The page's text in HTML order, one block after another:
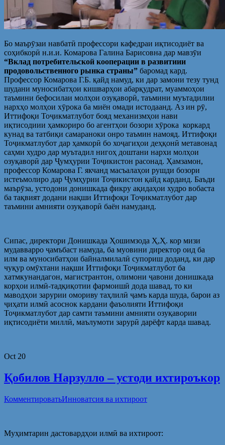
Бо маърӯзаи навбатӣ профессори кафедраи иқтисодиёт ва
соҳибкорӣ н.и.и. Комарова Галина Барисовна дар мавзӯи
“Вклад потребительской кооперации в развитиии
продовольственного рынка страны” баромад кард.
Профессор Комарова Г.Б. қайд намуд, ки дар замони тезу тунд
шудани муносибатҳои кишварҳои абарқудрат, муаммоҳои
таъмини бефосилаи молҳои озуқаворӣ, таъмини муътадилии
нархҳо молҳои хӯрока ба миён омади истодаанд. Аз ин рӯ,
Иттифоқи Тоҷикматлубот бояд механизмҳои нави
иқтисодиии ҳамкориро бо агентҳои бозори хӯрока коркард
кунад ва татбиқи самараноки онро таъмин намояд. Иттифоқи
Тоҷикматлубот дар ҳамкорӣ бо хоҷагиҳои деҳқонӣ метавонад
саҳми худро дар муътадил нигоҳ доштани нархи молҳои
озуқаворӣ дар Ҷумҳурии Тоҷикистон расонад. Ҳамзамон,
профессор Комарова Г. якчанд масъалаҳои рушди бозори
истеъмолиро дар Ҷумҳурии Тоҷикистон қайд карданд. Баъди
маърӯза, устодони донишкада фикру ақидаҳои худро вобаста
ба тақвият додани нақши Иттифоқи Тоҷикматлубот дар
таъмини амнияти озуқаворӣ баён намуданд.
Сипас, директори Донишкада Ҳошимзода Ҳ,Ҳ. кор мизи
мудавварро ҷамъбаст намуда, ба муовини директор оид ба
илм ва муносибатҳои байналмилалӣ супориш доданд, ки дар
чуқур омӯхтани нақши Иттифоқи Тоҷикматлубот ба
хатмкунандагон, магистрантон, олимони ҷавони донишкада
корҳои илмӣ-тадқиқотии фармоишӣ дода шавад, то ки
маводҳои зарурии омориву таҳлилӣ ҷамъ карда шуда, барои аз
ҷиҳати илмӣ асоснок кардани фаъолияти Иттифоқи
Тоҷикматлубот дар самти таъмини амнияти озуқавории
иқтисодиёти миллӣ, маълумоти зарурӣ дарёфт карда шавад.
Oct 20
Қобилов Нарзулло – устоди ихтироъкор
КомментироватьИнноватсия ва ихтироот
Муҳимтарин дастовардҳои илмӣ ва ихтироот: